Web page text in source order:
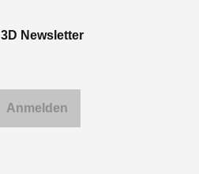
Newsletter